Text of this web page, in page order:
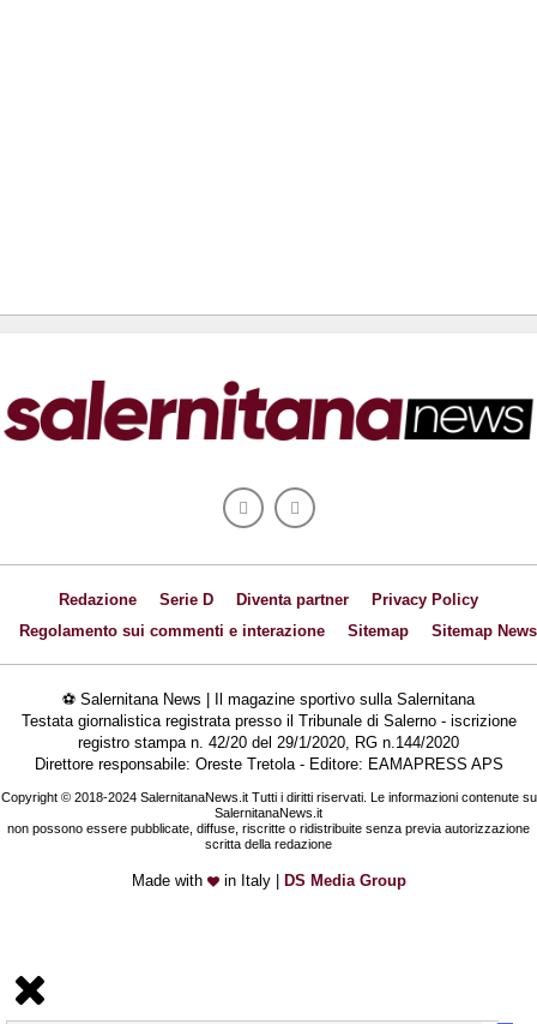
Redazione Serie D Diventa partner
Privacy Policy
Regolamento sui commenti e interazione
Sitemap Sitemap News
⚽ Salernitana News | Il magazine sportivo sulla Salernitana
Testata giornalistica registrata presso il Tribunale di Salerno - iscrizione
registro stampa n. 42/20 del 29/1/2020, RG n.144/2020
Direttore responsabile: Oreste Tretola - Editore: EAMAPRESS APS
Copyright © 2018-2024 SalernitanaNews.it Tutti i diritti riservati. Le informazioni contenute su
SalernitanaNews.it
non possono essere pubblicate, diffuse, riscritte o ridistribuite senza previa autorizzazione
scritta della redazione
Made with in Italy | DS Media Group